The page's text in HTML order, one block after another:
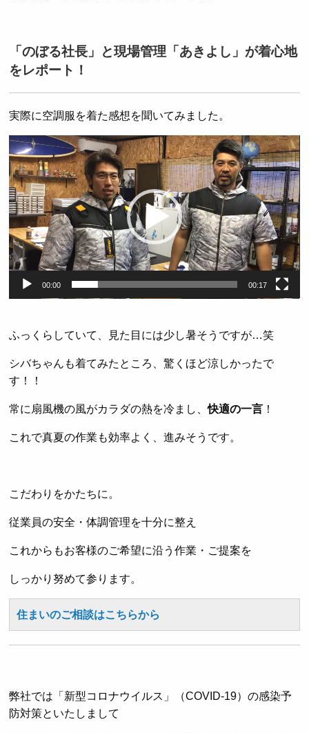
「のぼる社長」と現場管理「あきよし」が着心地
をレポート！
実際に空調服を着た感想を聞いてみました。
動
画
プ
レ
ー
ヤ
ー
00:00 00:17
ふっくらしていて、見た目には少し暑そうですが…笑
シバちゃんも着てみたところ、驚くほど涼しかったで
す！！
常に扇風機の風がカラダの熱を冷まし、快適の一言 ！
これで真夏の作業も効率よく、進みそうです。
こだわりをかたちに。
従業員の安全・体調管理を十分に整え
これからもお客様のご希望に沿う作業・ご提案を
しっかり努めて参ります。
住まいのご相談はこちらから
弊社では「新型コロナウイルス」（COVID-19）の感染予
防対策といたしまして